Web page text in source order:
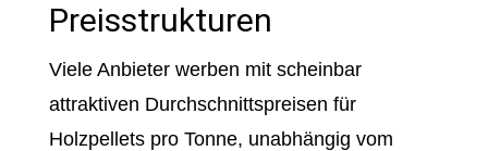
Preisstrukturen
Viele Anbieter werben mit scheinbar
attraktiven Durchschnittspreisen für
Holzpellets pro Tonne, unabhängig vom